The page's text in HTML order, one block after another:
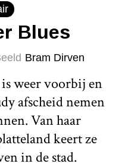
Blues
Bram Dirven
weer voorbij en
afscheid nemen
Van haar
keert ze
in de stad.